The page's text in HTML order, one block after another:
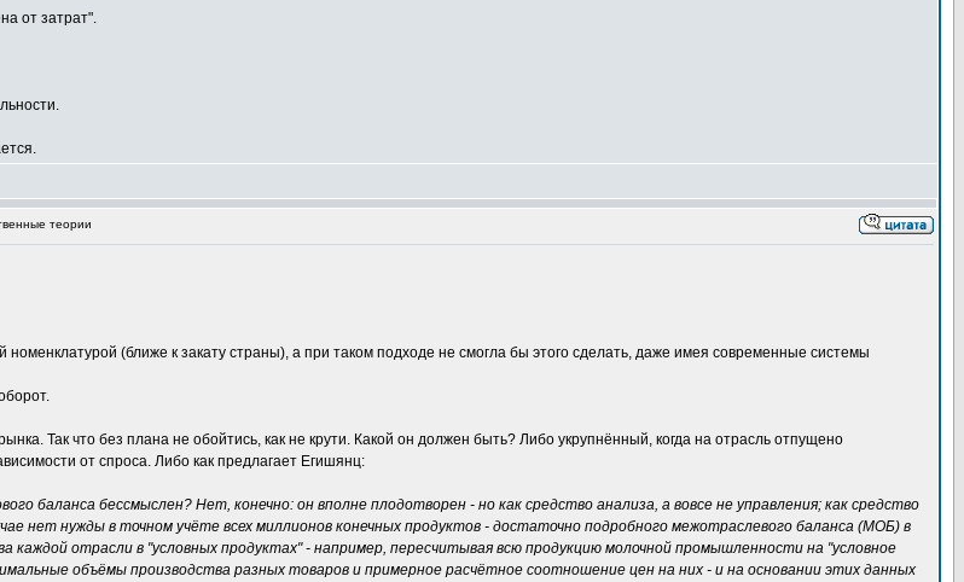
от затрат".
теории
(ближе к закату страны), а при таком подходе не смогла бы этого сделать, даже имея современные системы
Так что без плана не обойтись, как не крути. Какой он должен быть? Либо укрупнённый, когда на отрасль отпущено
от спроса. Либо как предлагает Егишянц:
баланса бессмыслен? Нет, конечно: он вполне плодотворен - но как средство анализа, а вовсе не управления; как средство
нет нужды в точном учёте всех миллионов конечных продуктов - достаточно подробного межотраслевого баланса (МОБ) в
каждой отрасли в "условных продуктах" - например, пересчитывая всю продукцию молочной промышленности на "условное
объёмы производства разных товаров и примерное расчётное соотношение цен на них - и на основании этих данных